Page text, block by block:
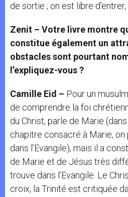
de sortie ; on est libre
Zenit – Votre livre montre
constitue également un
obstacles sont pourtant
l’expliquez-vous ?
Camille Eid – Pour un
de comprendre la foi
du Christ, parle de Marie
chapitre consacré à Marie, on
dans l’Evangile), mais il a
de Marie et de Jésus très
trouve dans l’Evangile. Le
croix, la Trinité est critiquée